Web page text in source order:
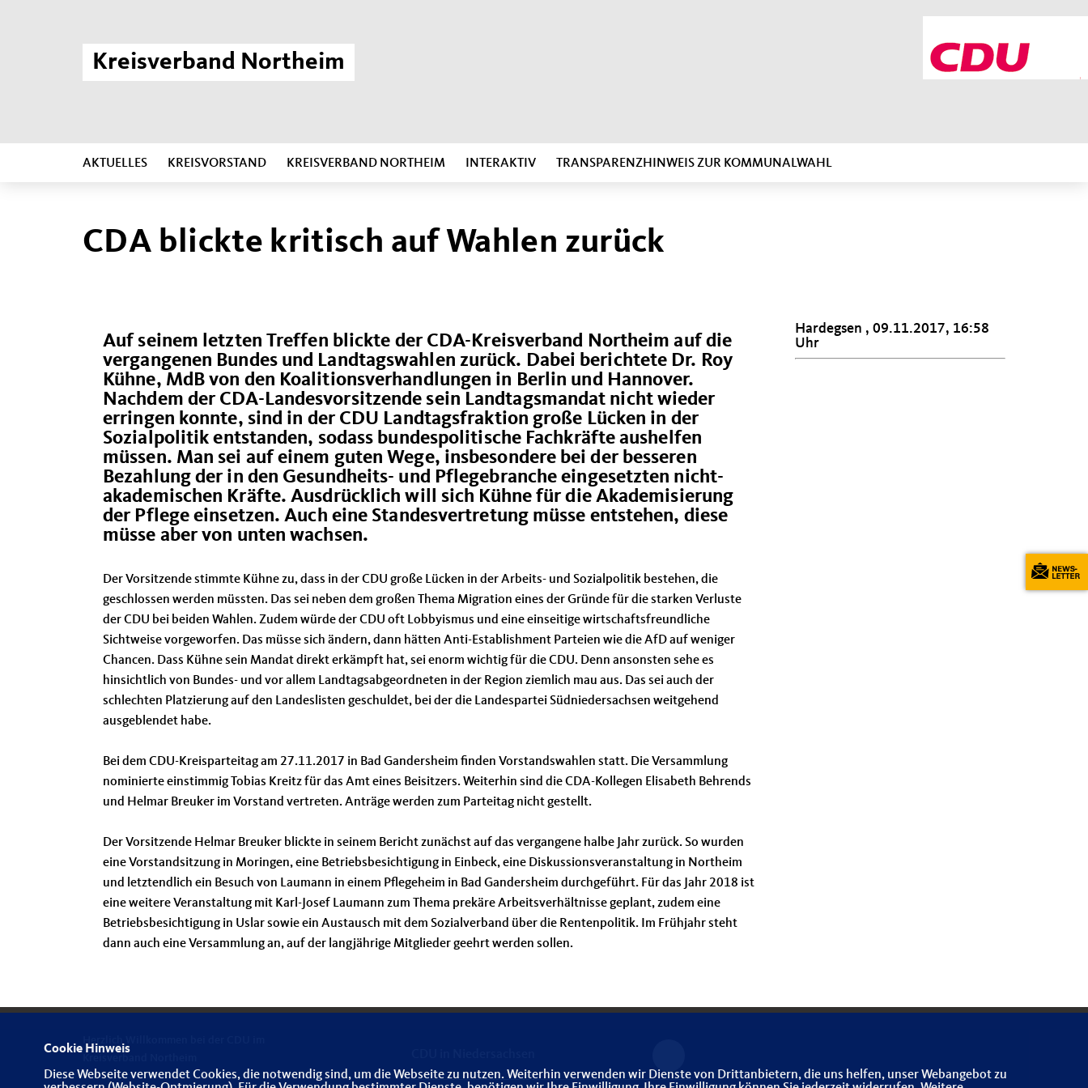
Kreisverband Northeim
AKTUELLES KREISVORSTAND KREISVERBAND NORTHEIM INTERAKTIV TRANSPARENZHINWEIS ZUR KOMMUNALWAHL
CDA blickte kritisch auf Wahlen zurück
Auf seinem letzten Treffen blickte der CDA-Kreisverband Northeim auf die
vergangenen Bundes und Landtagswahlen zurück. Dabei berichtete Dr. Roy
Kühne, MdB von den Koalitionsverhandlungen in Berlin und Hannover.
Nachdem der CDA-Landesvorsitzende sein Landtagsmandat nicht wieder
erringen konnte, sind in der CDU Landtagsfraktion große Lücken in der
Sozialpolitik entstanden, sodass bundespolitische Fachkräfte aushelfen
müssen. Man sei auf einem guten Wege, insbesondere bei der besseren
Bezahlung der in den Gesundheits- und Pflegebranche eingesetzten nicht-
akademischen Kräfte. Ausdrücklich will sich Kühne für die Akademisierung
der Pflege einsetzen. Auch eine Standesvertretung müsse entstehen, diese
müsse aber von unten wachsen.
Der Vorsitzende stimmte Kühne zu, dass in der CDU große Lücken in der Arbeits- und Sozialpolitik bestehen, die
geschlossen werden müssten. Das sei neben dem großen Thema Migration eines der Gründe für die starken Verluste
der CDU bei beiden Wahlen. Zudem würde der CDU oft Lobbyismus und eine einseitige wirtschaftsfreundliche
Sichtweise vorgeworfen. Das müsse sich ändern, dann hätten Anti-Establishment Parteien wie die AfD auf weniger
Chancen. Dass Kühne sein Mandat direkt erkämpft hat, sei enorm wichtig für die CDU. Denn ansonsten sehe es
hinsichtlich von Bundes- und vor allem Landtagsabgeordneten in der Region ziemlich mau aus. Das sei auch der
schlechten Platzierung auf den Landeslisten geschuldet, bei der die Landespartei Südniedersachsen weitgehend
ausgeblendet habe.
Bei dem CDU-Kreisparteitag am 27.11.2017 in Bad Gandersheim finden Vorstandswahlen statt. Die Versammlung
nominierte einstimmig Tobias Kreitz für das Amt eines Beisitzers. Weiterhin sind die CDA-Kollegen Elisabeth Behrends
und Helmar Breuker im Vorstand vertreten. Anträge werden zum Parteitag nicht gestellt.
Der Vorsitzende Helmar Breuker blickte in seinem Bericht zunächst auf das vergangene halbe Jahr zurück. So wurden
eine Vorstandsitzung in Moringen, eine Betriebsbesichtigung in Einbeck, eine Diskussionsveranstaltung in Northeim
und letztendlich ein Besuch von Laumann in einem Pflegeheim in Bad Gandersheim durchgeführt. Für das Jahr 2018 ist
eine weitere Veranstaltung mit Karl-Josef Laumann zum Thema prekäre Arbeitsverhältnisse geplant, zudem eine
Betriebsbesichtigung in Uslar sowie ein Austausch mit dem Sozialverband über die Rentenpolitik. Im Frühjahr steht
dann auch eine Versammlung an, auf der langjährige Mitglieder geehrt werden sollen.
Hardegsen , 09.11.2017, 16:58
Uhr
Cookie Hinweis
Diese Webseite verwendet Cookies, die notwendig sind, um die Webseite zu nutzen. Weiterhin verwenden wir Dienste von Drittanbietern, die uns helfen, unser Webangebot zu